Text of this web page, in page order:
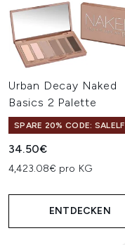
Urban Decay Naked
Basics 2 Palette
SPARE 20% CODE: SALELF
34.50€
4,423.08€ pro KG
ENTDECKEN